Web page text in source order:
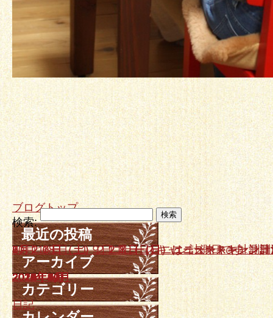
ブログトップ
検索:
最近の投稿
10月１８日、１９日ニュースキャン計測日です。
9月２０日（土）、２１日（日）はニュースキャン
7月２６日（土）、２７日（日）ニュースキャン計
6月２１日（土）２２日（日）ニュースキャン計測日
5月１７日（土）、１８日（日）はニュースキャン
アーカイブ
2025年10月
2025年9月
2025年7月
2025年6月
2025年5月
2025年4月
2025年3月
2025年2月
2024年12月
2024年11月
2024年10月
2024年9月
2024年7月
2024年5月
2024年3月
2024年1月
2023年12月
2023年11月
2023年10月
2023年8月
2023年7月
2023年6月
2023年4月
2023年3月
2023年2月
2023年1月
2022年12月
2022年11月
2022年9月
2022年8月
2022年7月
2022年6月
2022年5月
2022年4月
2022年3月
2022年2月
2021年12月
2021年11月
2021年10月
2021年8月
2021年7月
2021年6月
2021年5月
2021年4月
2021年3月
2021年1月
2020年12月
2020年10月
2020年6月
2020年5月
2020年3月
2019年12月
2019年10月
2019年9月
2019年7月
2019年6月
2019年4月
2019年3月
2019年2月
2019年1月
2018年11月
2018年10月
2018年9月
2018年8月
2018年5月
2018年4月
2018年3月
2018年2月
2018年1月
2017年12月
2017年11月
2017年10月
2017年9月
2017年8月
2017年7月
2017年6月
2017年5月
2017年4月
2017年3月
2017年2月
2017年1月
2016年12月
2016年11月
2016年10月
2016年9月
2016年8月
2016年7月
2016年6月
2016年5月
2016年4月
2016年3月
2016年2月
2016年1月
2015年12月
2015年11月
2015年10月
2015年9月
2015年8月
2015年7月
2015年6月
2015年5月
2015年4月
2015年3月
2015年2月
2015年1月
2014年12月
2014年11月
2014年10月
2014年9月
2014年8月
2014年7月
2014年6月
2014年5月
2014年4月
2014年3月
カテゴリー
日記